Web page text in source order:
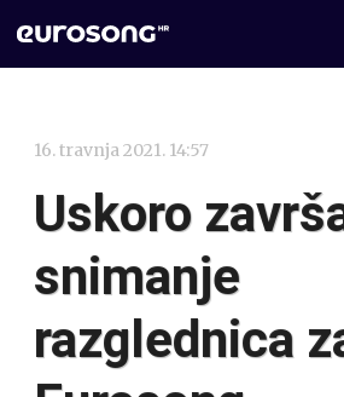
16. travnja 2021. 14:57
Uskoro
snimanje
razglednica